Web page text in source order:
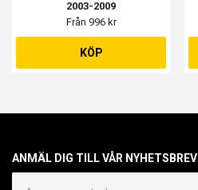
2003-2009
Från 996 kr
KÖP
ANMÄL DIG TILL VÅR NYHETSBREV